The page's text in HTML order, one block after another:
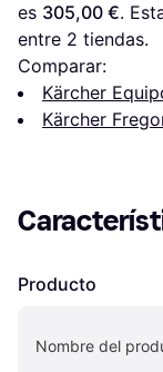
es 305,00 €.
entre 2 tiendas.
Comparar:
Kärcher
Kärcher
Producto
Nombre del